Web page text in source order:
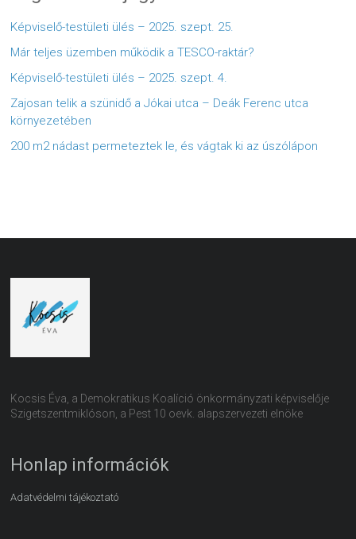
Képviselő-testületi ülés – 2025. szept. 25.
Már teljes üzemben működik a TESCO-raktár?
Képviselő-testületi ülés – 2025. szept. 4.
Zajosan telik a szünidő a Jókai utca – Deák Ferenc utca
környezetében
200 m2 nádast permeteztek le, és vágtak ki az úszólápon
Kocsis Éva, a Demokratikus Koalíció önkormányzati képviselője
Szigetszentmiklóson, a Pest 10 oevk. alapszervezeti elnöke
Honlap információk
Adatvédelmi tájékoztató